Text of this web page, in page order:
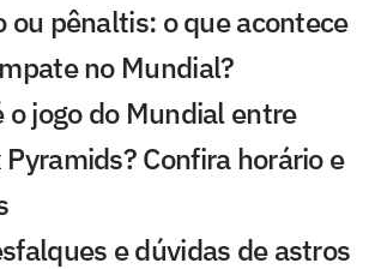
ou pênaltis: o que acontece
no Mundial?
o jogo do Mundial entre
Confira horário e
e dúvidas de astros